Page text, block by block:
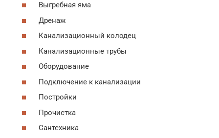
Выгребная яма
Дренаж
Канализационный колодец
Канализационные трубы
Оборудование
Подключение к канализации
Постройки
Прочистка
Сантехника